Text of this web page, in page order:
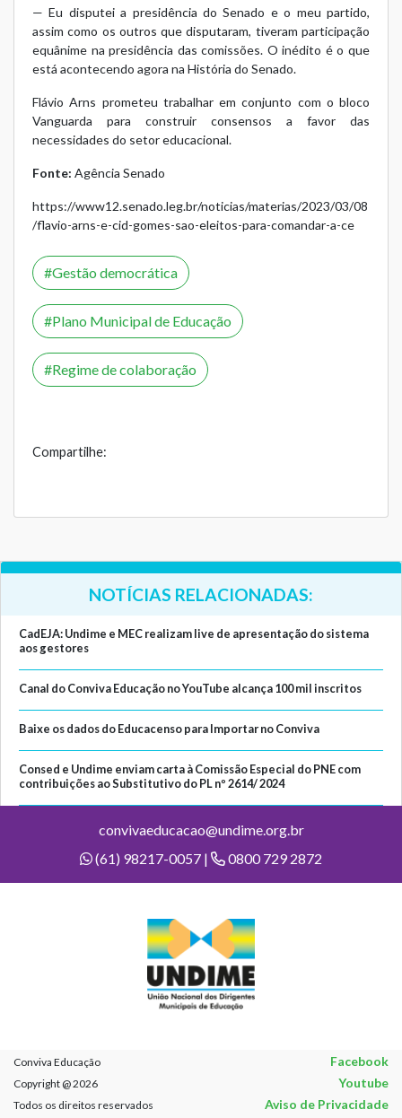
— Eu disputei a presidência do Senado e o meu partido,
assim como os outros que disputaram, tiveram participação
equânime na presidência das comissões. O inédito é o que
está acontecendo agora na História do Senado.
Flávio Arns prometeu trabalhar em conjunto com o bloco
Vanguarda para construir consensos a favor das
necessidades do setor educacional.
Fonte: Agência Senado
https://www12.senado.leg.br/noticias/materias/2023/03/08
/flavio-arns-e-cid-gomes-sao-eleitos-para-comandar-a-ce
Gestão democrática
Plano Municipal de Educação
Regime de colaboração
Compartilhe:
NOTÍCIAS RELACIONADAS:
CadEJA: Undime e MEC realizam live de apresentação do sistema
aos gestores
Canal do Conviva Educação no YouTube alcança 100 mil inscritos
Baixe os dados do Educacenso para Importar no Conviva
Consed e Undime enviam carta à Comissão Especial do PNE com
contribuições ao Substitutivo do PL nº 2614/ 2024
convivaeducacao@undime.org.br
(61) 98217-0057 |
0800 729 2872
Conviva Educação Facebook
Copyright @ 2026 Youtube
Todos os direitos reservados
Aviso de Privacidade